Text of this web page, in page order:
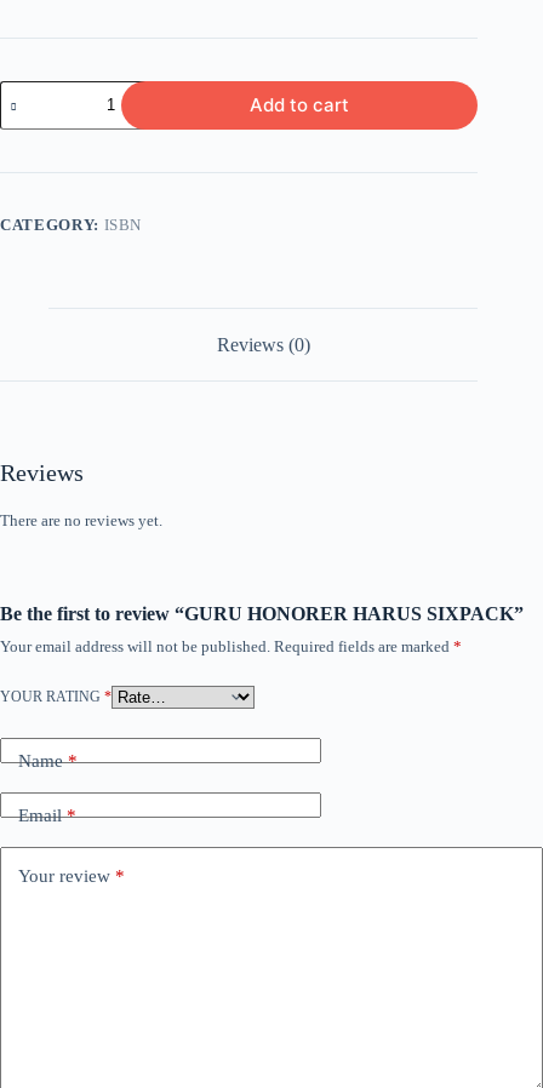
GURU
HONORER
HARUS
quantity
Add to cart
CATEGORY: ISBN
Reviews (0)
Reviews
There are no reviews yet.
Be the first to review “GURU HONORER HARUS SIXPACK”
Your email address will not be published. Required fields are marked *
YOUR RATING *
Name*
Email*
Your review *